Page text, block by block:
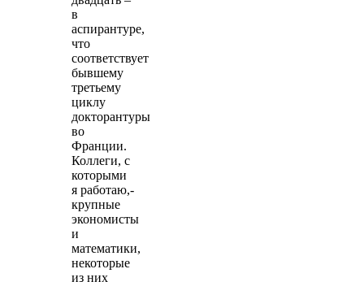
в
аспирантуре,
что
соответствует
бывшему
третьему
циклу
докторантуры
во
Франции.
Коллеги, с
которыми
я работаю,-
крупные
экономисты
и
математики,
некоторые
из них